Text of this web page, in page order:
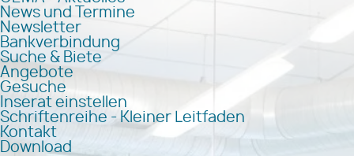
News und Termine
Newsletter
Bankverbindung
Suche & Biete
Angebote
Gesuche
Inserat einstellen
Schriftenreihe - Kleiner Leitfaden
Kontakt
Download